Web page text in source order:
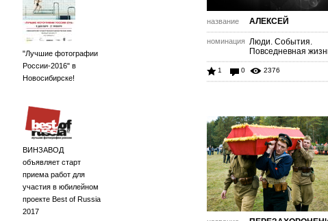
"Лучшие фотографии
России-2016" в
Новосибирске!
ВИНЗАВОД
объявляет старт
приема работ для
участия в юбилейном
проекте Best of Russia
2017
название АЛЕКСЕЙ
номинация Люди. События.
Повседневная
1 0 2376